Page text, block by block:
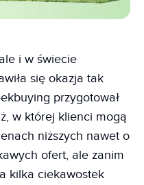
i w świecie
się okazja tak
przygotował
w której klienci mogą
niższych nawet o
ofert, ale zanim
kilka ciekawostek